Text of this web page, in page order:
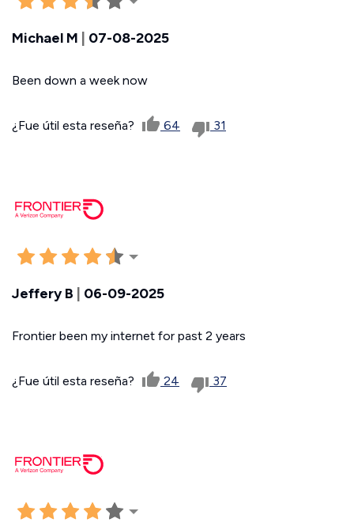
Michael M 07-08-2025
Been down a week now
¿Fue útil esta reseña? 64 31
Jeffery B | 06-09-2025
Frontier been my internet for past 2 years
¿Fue útil esta reseña? 24 37